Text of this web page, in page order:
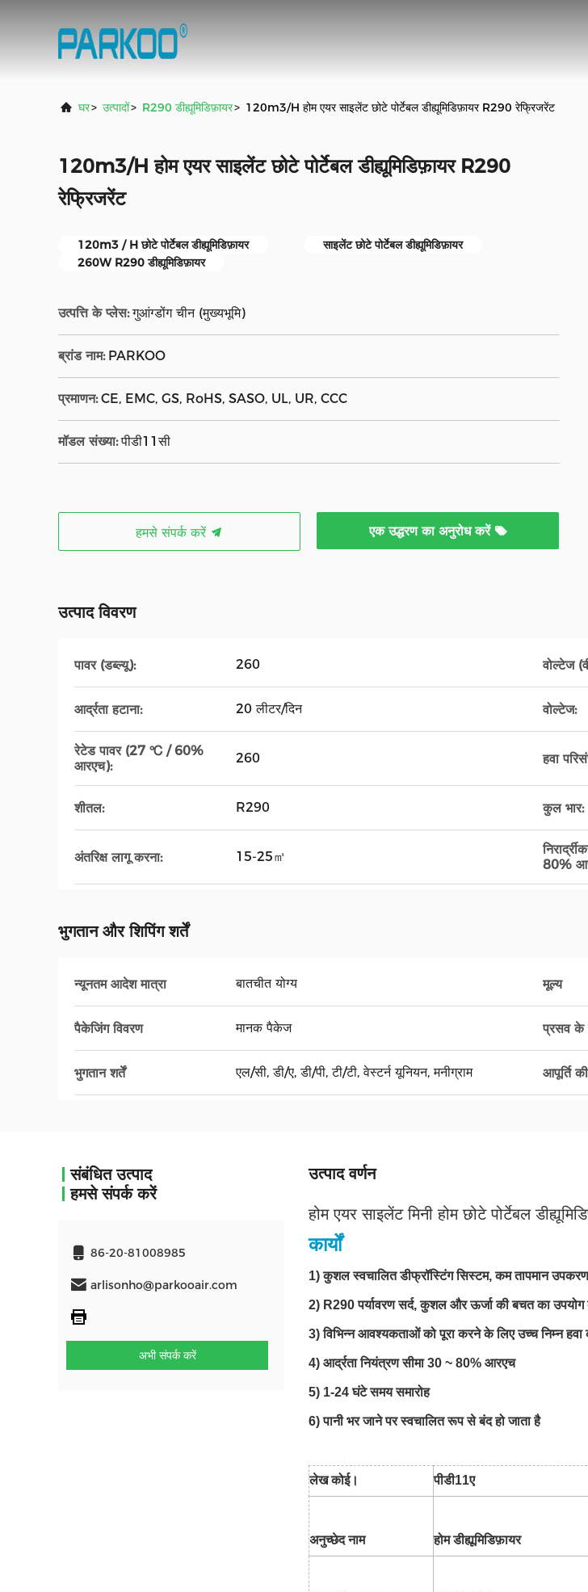
घर> उत्पादों> R290 डीह्यूमिडिफ़ायर> 120m3/H होम एयर साइलेंट छोटे पोर्टेबल डीह्यूमिडिफ़ायर R290 रेफ्रिजरेंट
120m3/H होम एयर साइलेंट छोटे पोर्टेबल डीह्यूमिडिफ़ायर R290
रेफ्रिजरेंट
120m3 / H छोटे पोर्टेबल डीह्यूमिडिफ़ायर
साइलेंट छोटे पोर्टेबल डीह्यूमिडिफ़ायर
260W R290 डीह्यूमिडिफ़ायर
उत्पत्ति के प्लेस: गुआंग्डोंग चीन (मुख्यभूमि)
ब्रांड नाम: PARKOO
प्रमाणन: CE, EMC, GS, RoHS, SASO, UL, UR, CCC
मॉडल संख्या: पीडी11सी
हमसे संपर्क करें एक उद्धरण का अनुरोध करें
उत्पाद विवरण
पावर (डब्ल्यू): 260 वोल्टेज
आर्द्रता हटाना: 20 लीटर/दिन वोल्टेज:
रेटेड पावर (27 ℃ / 60%
आरएच):
260 हवा
शीतल: R290 कुल भार:
अंतरिक्ष लागू करना: 15-25㎡
80%
भुगतान और शिपिंग शर्तें
न्यूनतम आदेश मात्रा बातचीत योग्य मूल्य
पैकेजिंग विवरण मानक पैकेज प्रसव के
भुगतान शर्तें एल/सी, डी/ए, डी/पी, टी/टी, वेस्टर्न यूनियन, मनीग्राम आपूर्ति
संबंधित उत्पाद
हमसे संपर्क करें
86-20-81008985
arlisonho@parkooair.com
अभी संपर्क करें
उत्पाद वर्णन
होम एयर साइलेंट मिनी होम छोटे पोर्टेबल
कार्यों
1) कुशल स्वचालित डीफ्रॉस्टिंग सिस्टम, कम तापमान उपकरण
2) R290 पर्यावरण सर्द, कुशल और ऊर्जा की बचत का उपयोग
3) विभिन्न आवश्यकताओं को पूरा करने के लिए उच्च निम्न हवा
4) आर्द्रता नियंत्रण सीमा 30 ~ 80% आरएच
5) 1-24 घंटे समय समारोह
6) पानी भर जाने पर स्वचालित रूप से बंद हो जाता है
लेख कोई। पीडी11ए
अनुच्छेद नाम होम डीह्यूमिडिफ़ायर